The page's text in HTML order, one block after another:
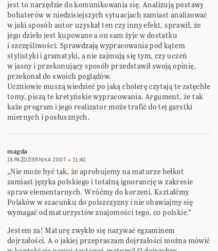
jest to narzędzie do komunikowania się. Analizują postawy
bohaterów w niedzisiejszych sytuacjach zamiast analizować
w jaki sposób autor uzyskał ten czy inny efekt, sprawił, że
jego dzieło jest kupowane a on sam żyje w dostatku
i szczęśliwości. Sprawdzają wypracowania pod kątem
stylistyki i gramatyki, a nie zajmują się tym, czy uczeń
w jasny i przekonujący sposób przedstawił swoją opinię,
przekonał do swoich poglądów.
Uczniowie muszą wiedzieć po jaką cholerę czytają te zatęchłe
tomy, piszą te kretyńskie wypracowania. Argument, że tak
każe program i jego realizator może trafić do tej garstki
miernych i posłusznych.
magda
18 PAŹDZIERNIKA 2007 11:40
„Nie może być tak, że aprobujemy na maturze bełkot
zamiast języka polskiego i totalną ignorancję w zakresie
spraw elementarnych. Wróćmy do korzeni. Kształćmy
Polaków w szacunku do polszczyzny i nie obawiajmy się
wymagać od maturzystów znajomości tego, co polskie.”
Jestem za! Maturę zwykło się nazywać egzaminem
dojrzałości. A o jakiej przepraszam dojrzałości można mówić